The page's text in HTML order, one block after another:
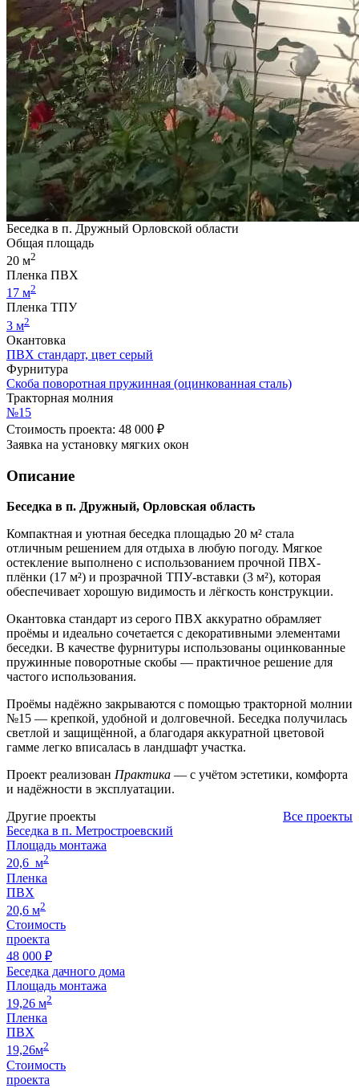
Беседка в п. Дружный Орловской области
Общая площадь
20 м2
Пленка ПВХ
17 м2
Пленка ТПУ
3 м2
Окантовка
ПВХ стандарт, цвет серый
Фурнитура
Скоба поворотная пружинная (оцинкованная сталь)
Тракторная молния
№15
Стоимость проекта: 48 000 ₽
Заявка на установку мягких окон
Описание
Беседка в п. Дружный, Орловская область
Компактная и уютная беседка площадью 20 м² стала
отличным решением для отдыха в любую погоду. Мягкое
остекление выполнено с использованием прочной ПВХ-
плёнки (17 м²) и прозрачной ТПУ-вставки (3 м²), которая
обеспечивает хорошую видимость и лёгкость конструкции.
Окантовка стандарт из серого ПВХ аккуратно обрамляет
проёмы и идеально сочетается с декоративными элементами
беседки. В качестве фурнитуры использованы оцинкованные
пружинные поворотные скобы — практичное решение для
частого использования.
Проёмы надёжно закрываются с помощью тракторной молнии
№15 — крепкой, удобной и долговечной. Беседка получилась
светлой и защищённой, а благодаря аккуратной цветовой
гамме легко вписалась в ландшафт участка.
Проект реализован Практика — с учётом эстетики, комфорта
и надёжности в эксплуатации.
Другие проекты
Все проекты
Беседка в п. Метростроевский
Площадь монтажа
20,6 м2
Пленка
ПВХ
20,6 м2
Стоимость
проекта
48 000 ₽
Беседка дачного дома
Площадь монтажа
19,26 м2
Пленка
ПВХ
19,26м2
Стоимость
проекта